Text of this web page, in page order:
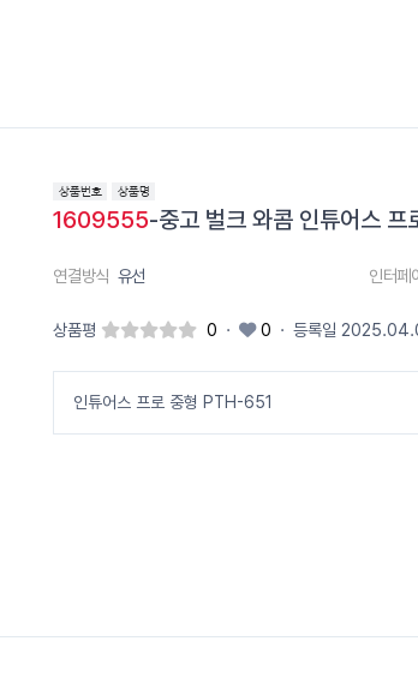
1609555-중고 벌크 와콤 인튜어스
연결방식 유선 인터페
상품평 0 · 0 · 등록일
인튜어스 프로 중형 PTH-651